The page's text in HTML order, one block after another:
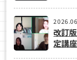
改訂
定講